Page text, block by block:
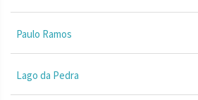
Paulo Ramos
Lago da Pedra